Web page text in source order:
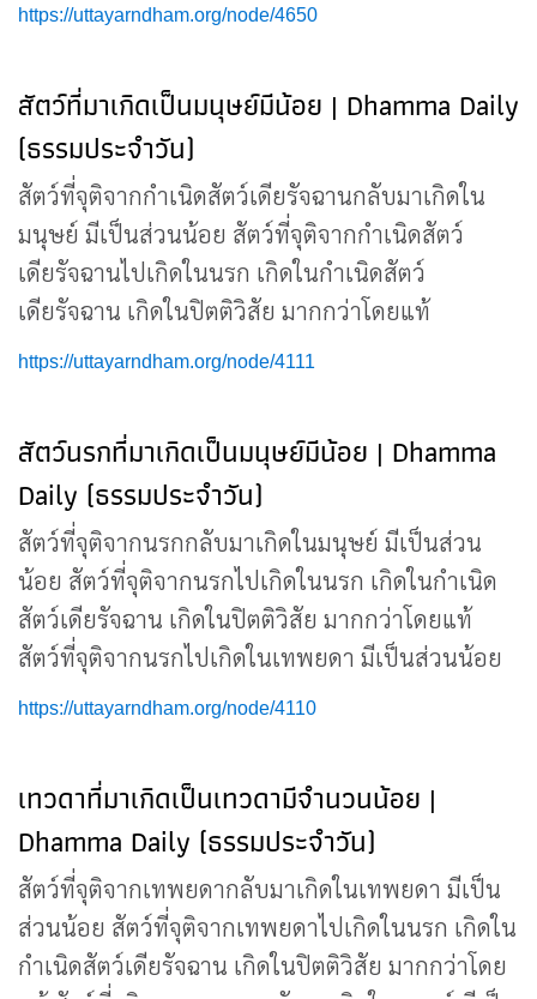
https://uttayarndham.org/node/4650
สัตว์ที่มาเกิดเป็นมนุษย์มีน้อย | Dhamma Daily
(ธรรมประจำวัน)
สัตว์ที่จุติจากกำเนิดสัตว์เดียรัจฉานกลับมาเกิดใน
มนุษย์ มีเป็นส่วนน้อย สัตว์ที่จุติจากกำเนิดสัตว์
เดียรัจฉานไปเกิดในนรก เกิดในกำเนิดสัตว์
เดียรัจฉาน เกิดในปิตติวิสัย มากกว่าโดยแท้
https://uttayarndham.org/node/4111
สัตว์นรกที่มาเกิดเป็นมนุษย์มีน้อย | Dhamma
Daily (ธรรมประจำวัน)
สัตว์ที่จุติจากนรกกลับมาเกิดในมนุษย์ มีเป็นส่วน
น้อย สัตว์ที่จุติจากนรกไปเกิดในนรก เกิดในกำเนิด
สัตว์เดียรัจฉาน เกิดในปิตติวิสัย มากกว่าโดยแท้
สัตว์ที่จุติจากนรกไปเกิดในเทพยดา มีเป็นส่วนน้อย
https://uttayarndham.org/node/4110
เทวดาที่มาเกิดเป็นเทวดามีจำนวนน้อย |
Dhamma Daily (ธรรมประจำวัน)
สัตว์ที่จุติจากเทพยดากลับมาเกิดในเทพยดา มีเป็น
ส่วนน้อย สัตว์ที่จุติจากเทพยดาไปเกิดในนรก เกิดใน
กำเนิดสัตว์เดียรัจฉาน เกิดในปิตติวิสัย มากกว่าโดย